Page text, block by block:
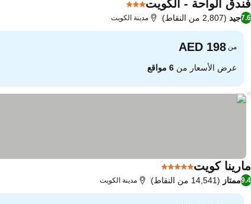
فندق الواحة - الكويت3 عدد النجوم
7.6جيد (2,807 من النقاط) مدينة الكويت
من
عرض الأسعار من 6 مواقع
مارينا كويت5 عدد النجوم
9.4ممتاز (14,541 من النقاط) مدينة الكويت